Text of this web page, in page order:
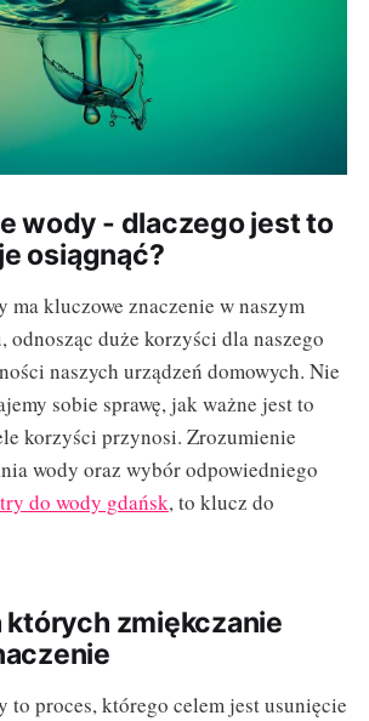
wody - dlaczego jest to
osiągnąć?
ma kluczowe znaczenie w naszym
odnosząc duże korzyści dla naszego
naszych urządzeń domowych. Nie
sobie sprawę, jak ważne jest to
korzyści przynosi. Zrozumienie
wody oraz wybór odpowiedniego
do wody gdańsk, to klucz do
których zmiękczanie
to proces, którego celem jest usunięcie